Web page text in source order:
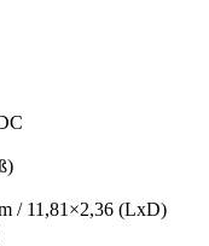
/ 11,81×2,36 (LxD)